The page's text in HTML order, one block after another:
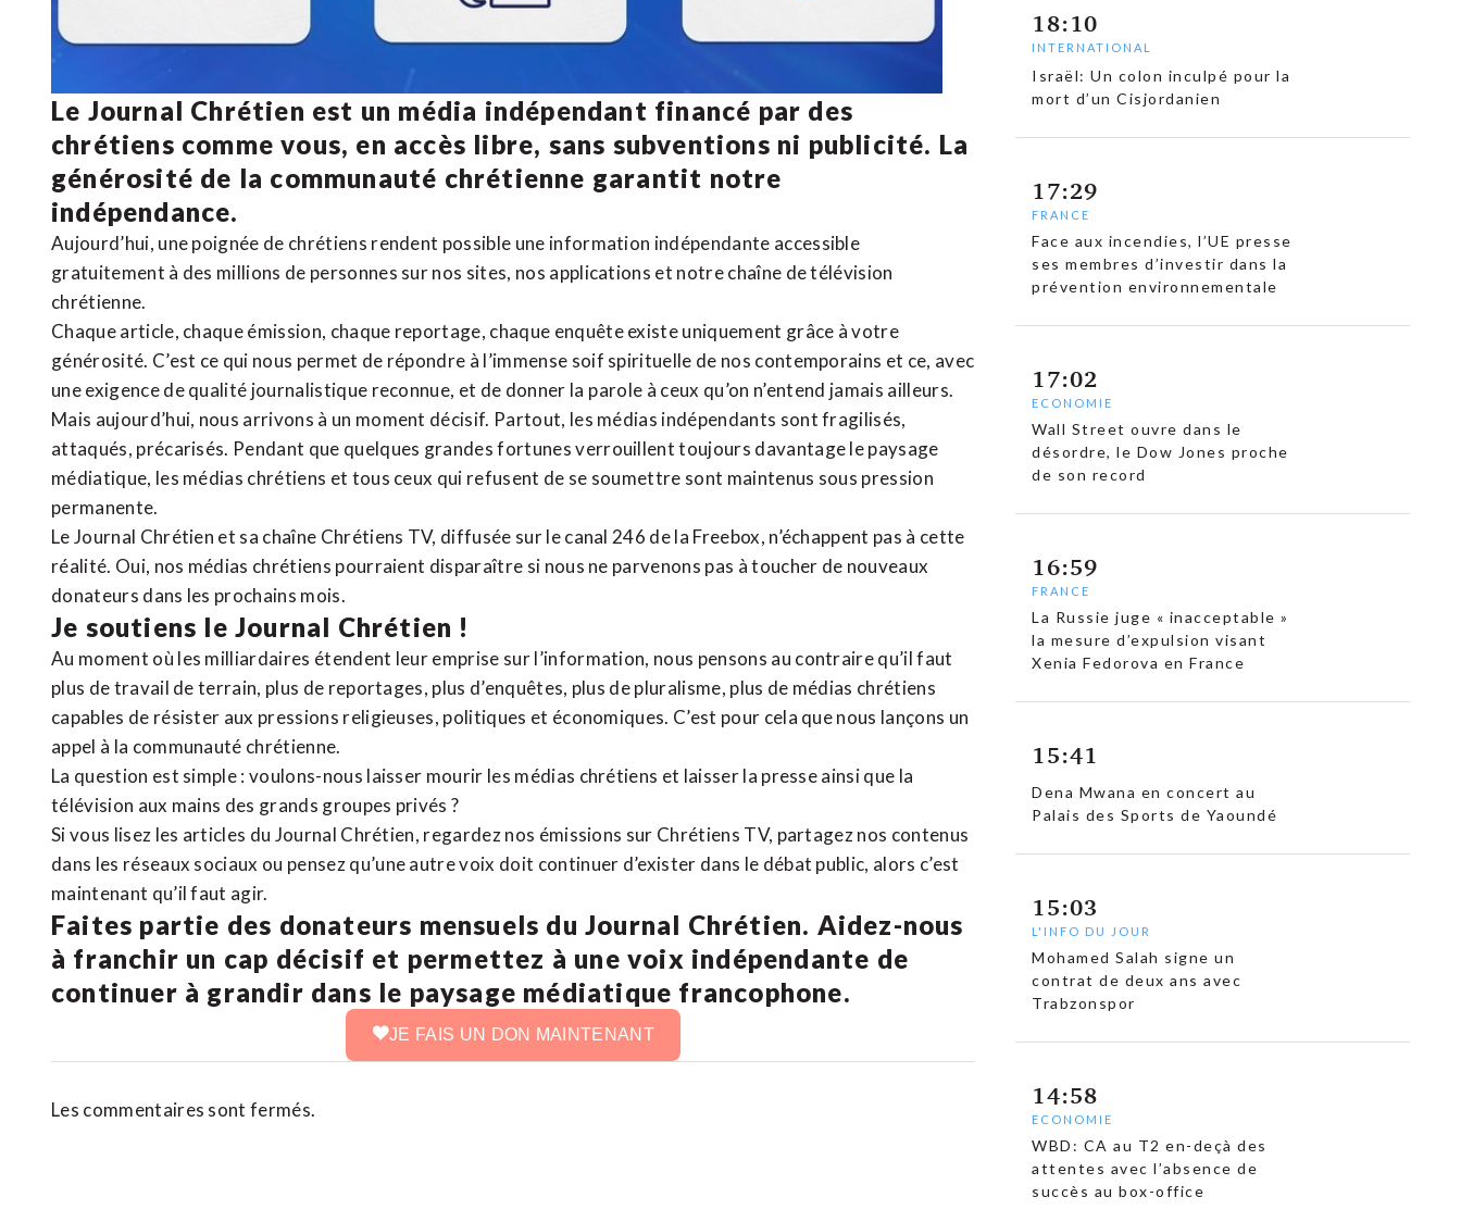
Le Journal Chrétien est un média indépendant financé par des
chrétiens comme vous, en accès libre, sans subventions ni publicité. La
générosité de la communauté chrétienne garantit notre
indépendance.
Aujourd’hui, une poignée de chrétiens rendent possible une information indépendante accessible
gratuitement à des millions de personnes sur nos sites, nos applications et notrechaîne de télévision
chrétienne.
Chaque article, chaque émission, chaque reportage, chaque enquête existe uniquement grâce à votre
générosité. C’est ce qui nous permet de répondre à l’immense soif spirituelle de nos contemporains et ce, avec
une exigence de qualité journalistique reconnue, et de donner la parole à ceux qu’on n’entend jamais ailleurs.
Mais aujourd’hui, nous arrivons à un moment décisif. Partout, les médias indépendants sont fragilisés,
attaqués, précarisés. Pendant que quelques grandes fortunes verrouillent toujours davantage le paysage
médiatique, les médias chrétiens et tous ceux qui refusent de se soumettre sont maintenus sous pression
permanente.
Le Journal Chrétien et sa chaîne Chrétiens TV, diffusée sur le canal 246 de la Freebox, n’échappent pas à cette
réalité. Oui, nos médias chrétiens pourraient disparaître si nous ne parvenons pas à toucher de nouveaux
donateurs dans les prochains mois.
Je soutiens le Journal Chrétien !
Au moment où les milliardaires étendent leur emprise sur l’information, nous pensons au contraire qu’il faut
plus de travail de terrain, plus de reportages, plus d’enquêtes, plus de pluralisme, plus de médias chrétiens
capables de résister aux pressions religieuses, politiques et économiques. C’est pour cela que nous lançons un
appel à la communauté chrétienne.
La question est simple : voulons-nous laisser mourir les médias chrétiens et laisser la presse ainsi que la
télévision aux mains des grands groupes privés ?
Si vous lisez les articles du Journal Chrétien, regardez nos émissions sur Chrétiens TV, partagez nos contenus
dans les réseaux sociaux ou pensez qu’une autre voix doit continuer d’exister dans le débat public, alors c’est
maintenant qu’il faut agir.
Faites partie des donateurs mensuels du Journal Chrétien. Aidez-nous
à franchir un cap décisif et permettez à une voix indépendante de
continuer à grandir dans le paysage médiatique francophone.
JE FAIS UN DON MAINTENANT
Les commentaires sont fermés.
18:10
INTERNATIONAL
Israël: Un colon inculpé pour la
mort d’un Cisjordanien
17:29
FRANCE
Face aux incendies, l’UE presse
ses membres d’investir dans la
prévention environnementale
17:02
ECONOMIE
Wall Street ouvre dans le
désordre, le Dow Jones proche
de son record
16:59
FRANCE
La Russie juge « inacceptable »
la mesure d’expulsion visant
Xenia Fedorova en France
15:41
Dena Mwana en concert au
Palais des Sports de Yaoundé
15:03
L'INFO DU JOUR
Mohamed Salah signe un
contrat de deux ans avec
Trabzonspor
14:58
ECONOMIE
WBD: CA au T2 en-deçà des
attentes avec l’absence de
succès au box-office